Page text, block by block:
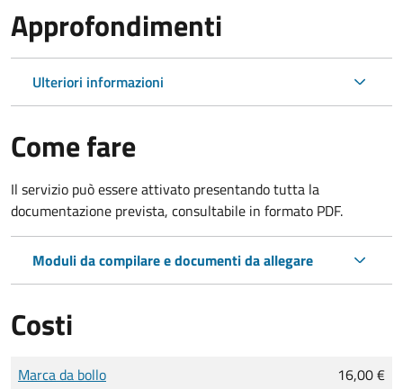
Approfondimenti
Ulteriori informazioni
Come fare
Il servizio può essere attivato presentando tutta la
documentazione prevista, consultabile in formato PDF.
Moduli da compilare e documenti da allegare
Costi
Tipo di pagamento
Importo
Marca da bollo 16,00 €